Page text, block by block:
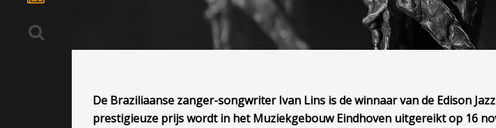
De Braziliaanse zanger-songwriter Ivan Lins is de winnaar van de Edison
prestigieuze prijs wordt in het Muziekgebouw Eindhoven uitgereikt op 16